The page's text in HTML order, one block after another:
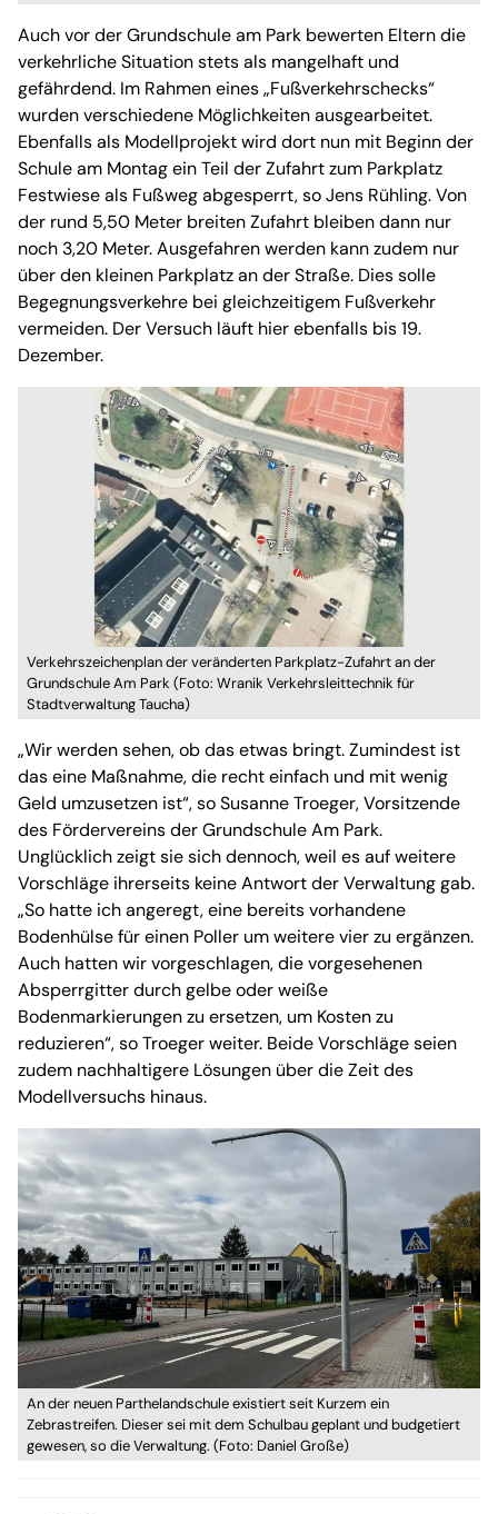
Auch vor der Grundschule am Park bewerten Eltern die
verkehrliche Situation stets als mangelhaft und
gefährdend. Im Rahmen eines „Fußverkehrschecks“
wurden verschiedene Möglichkeiten ausgearbeitet.
Ebenfalls als Modellprojekt wird dort nun mit Beginn der
Schule am Montag ein Teil der Zufahrt zum Parkplatz
Festwiese als Fußweg abgesperrt, so Jens Rühling. Von
der rund 5,50 Meter breiten Zufahrt bleiben dann nur
noch 3,20 Meter. Ausgefahren werden kann zudem nur
über den kleinen Parkplatz an der Straße. Dies solle
Begegnungsverkehre bei gleichzeitigem Fußverkehr
vermeiden. Der Versuch läuft hier ebenfalls bis 19.
Dezember.
Verkehrszeichenplan der veränderten Parkplatz-Zufahrt an der
Grundschule Am Park (Foto: Wranik Verkehrsleittechnik für
Stadtverwaltung Taucha)
„Wir werden sehen, ob das etwas bringt. Zumindest ist
das eine Maßnahme, die recht einfach und mit wenig
Geld umzusetzen ist“, so Susanne Troeger, Vorsitzende
des Fördervereins der Grundschule Am Park.
Unglücklich zeigt sie sich dennoch, weil es auf weitere
Vorschläge ihrerseits keine Antwort der Verwaltung gab.
„So hatte ich angeregt, eine bereits vorhandene
Bodenhülse für einen Poller um weitere vier zu ergänzen.
Auch hatten wir vorgeschlagen, die vorgesehenen
Absperrgitter durch gelbe oder weiße
Bodenmarkierungen zu ersetzen, um Kosten zu
reduzieren“, so Troeger weiter. Beide Vorschläge seien
zudem nachhaltigere Lösungen über die Zeit des
Modellversuchs hinaus.
An der neuen Parthelandschule existiert seit Kurzem ein
Zebrastreifen. Dieser sei mit dem Schulbau geplant und budgetiert
gewesen, so die Verwaltung. (Foto: Daniel Große)